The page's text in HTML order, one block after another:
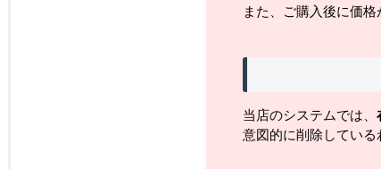
また、ご購入後に価
当店のシステムでは、
意図的に削除している